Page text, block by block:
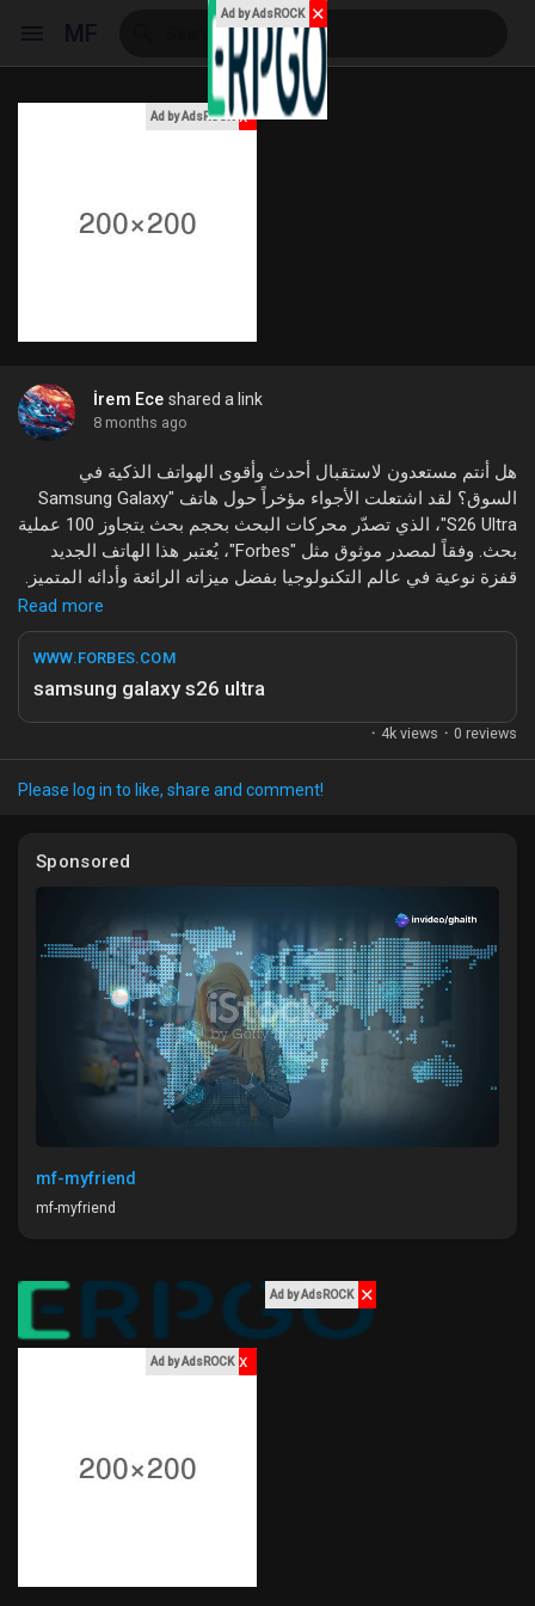
My Events
My Blogs
My Products
Discover Pages
Liked Pages
Popular Posts
Discover Posts
Funding
Ad by AdsROCK x
İrem Ece shared a link
8 months ago
هل أنتم مستعدون لاستقبال أحدث وأقوى الهواتف الذكية في
السوق؟ لقد اشتعلت الأجواء مؤخراً حول هاتف "Samsung Galaxy
S26 Ultra"، الذي تصدّر محركات البحث بحجم بحث يتجاوز 100 عملية
بحث. وفقاً لمصدر موثوق مثل "Forbes"، يُعتبر هذا الهاتف الجديد
قفزة نوعية في عالم التكنولوجيا بفضل ميزاته الرائعة وأدائه المتميز.
من المتوقع أن يأتي "Galaxy S26 Ultra" بكاميرات فائقة الجودة،
وذاكرة تخزين ضخمة، وتصميم أنيق يضمن تجربة مستخدم لا تُنسى.
تزايد الاهتمام بهذا الهاتف يعكس شغف المستخدمين بالتقنية الجديدة
ما رأيكم في هذا الموضوع؟ هل أنتم من عشاق هواتف سامسونغ؟
شاركونا آراءكم وتجاربكم في التعليقات!
Read more
WWW.FORBES.COM
samsung galaxy s26 ultra
· 4k views · 0 reviews
Please log in to like, share and comment!
Sponsored
mf-myfriend
mf-myfriend
Ad by AdsROCK ✕
Ad by AdsROCK x
Ad by AdsROCK ✕